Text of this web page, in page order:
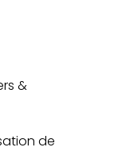
&
de